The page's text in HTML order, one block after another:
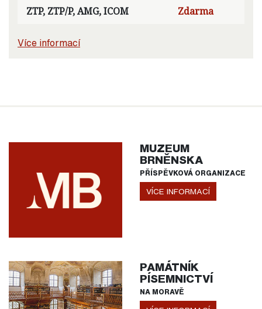
ZTP, ZTP/P, AMG, ICOM Zdarma
Více informací
MUZEUM
BRNĚNSKA
PŘÍSPĚVKOVÁ ORGANIZACE
VÍCE INFORMACÍ
PAMÁTNÍK
PÍSEMNICTVÍ
NA MORAVĚ